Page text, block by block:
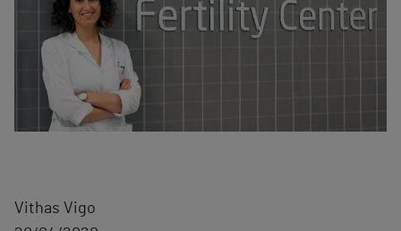
Vithas Vigo